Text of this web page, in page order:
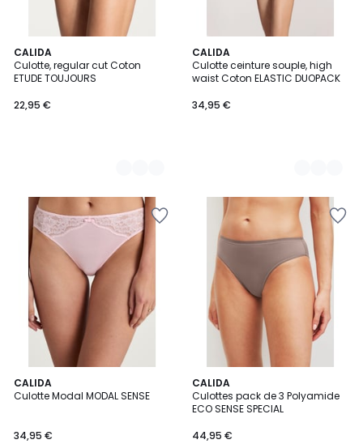
CALIDA
Culotte, regular cut Coton
ETUDE TOUJOURS
22,95 €
3
Couleurs
CALIDA
Culotte ceinture souple, high
waist Coton ELASTIC DUOPACK
34,95 €
3
Couleurs
CALIDA
Culotte Modal MODAL SENSE
34,95 €
CALIDA
Culottes pack de 3 Polyamide
ECO SENSE SPECIAL
44,95 €